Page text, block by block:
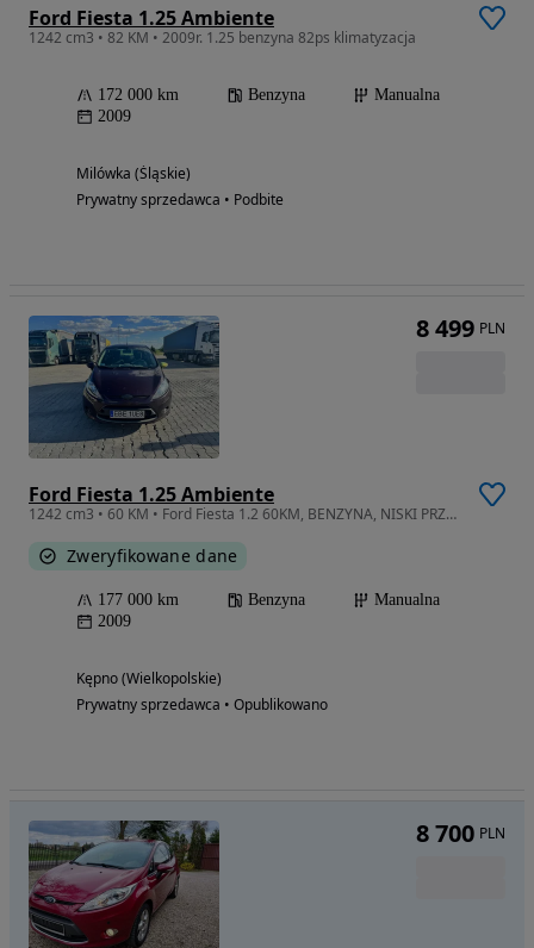
Ford Fiesta 1.25 Ambiente
1242 cm3 • 82 KM • 2009r. 1.25 benzyna 82ps klimatyzacja
172 000 km Benzyna
Manualna
2009
Milówka (Śląskie)
Prywatny sprzedawca • Podbite
Ford Fiesta 1.25 Ambiente
1242 cm3 • 60 KM • Ford Fiesta 1.2 60KM, BENZYNA, NISKI PRZEBIEG 2009r
Zweryfikowane dane
177 000 km Benzyna
Manualna
2009
Kępno (Wielkopolskie)
Prywatny sprzedawca • Opublikowano
8 499 PLN
8 700 PLN